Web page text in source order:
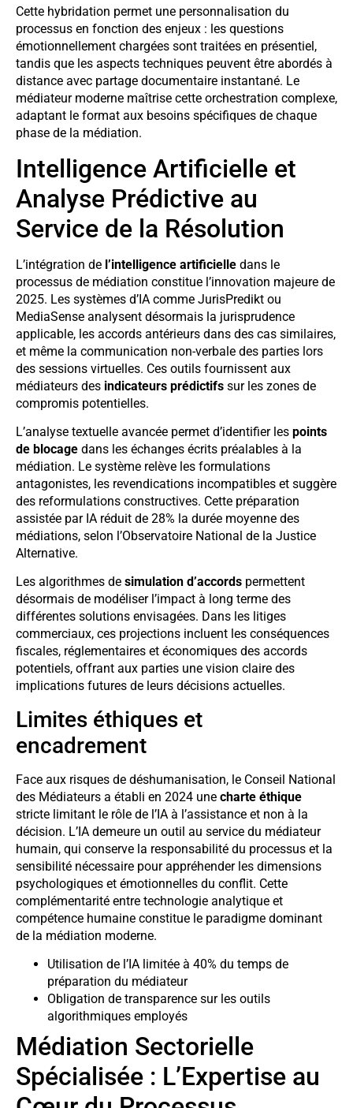
Cette hybridation permet une personnalisation du
processus en fonction des enjeux : les questions
émotionnellement chargées sont traitées en présentiel,
tandis que les aspects techniques peuvent être abordés à
distance avec partage documentaire instantané. Le
médiateur moderne maîtrise cette orchestration complexe,
adaptant le format aux besoins spécifiques de chaque
phase de la médiation.
Intelligence Artificielle et
Analyse Prédictive au
Service de la Résolution
L’intégration de l’intelligence artificielle dans le
processus de médiation constitue l’innovation majeure de
2025. Les systèmes d’IA comme JurisPredikt ou
MediaSense analysent désormais la jurisprudence
applicable, les accords antérieurs dans des cas similaires,
et même la communication non-verbale des parties lors
des sessions virtuelles. Ces outils fournissent aux
médiateurs des indicateurs prédictifs sur les zones de
compromis potentielles.
L’analyse textuelle avancée permet d’identifier les points
de blocage dans les échanges écrits préalables à la
médiation. Le système relève les formulations
antagonistes, les revendications incompatibles et suggère
des reformulations constructives. Cette préparation
assistée par IA réduit de 28% la durée moyenne des
médiations, selon l’Observatoire National de la Justice
Alternative.
Les algorithmes de simulation d’accords permettent
désormais de modéliser l’impact à long terme des
différentes solutions envisagées. Dans les litiges
commerciaux, ces projections incluent les conséquences
fiscales, réglementaires et économiques des accords
potentiels, offrant aux parties une vision claire des
implications futures de leurs décisions actuelles.
Limites éthiques et
encadrement
Face aux risques de déshumanisation, le Conseil National
des Médiateurs a établi en 2024 une charte éthique
stricte limitant le rôle de l’IA à l’assistance et non à la
décision. L’IA demeure un outil au service du médiateur
humain, qui conserve la responsabilité du processus et la
sensibilité nécessaire pour appréhender les dimensions
psychologiques et émotionnelles du conflit. Cette
complémentarité entre technologie analytique et
compétence humaine constitue le paradigme dominant
de la médiation moderne.
Utilisation de l’IA limitée à 40% du temps de
préparation du médiateur
Obligation de transparence sur les outils
algorithmiques employés
Médiation Sectorielle
Spécialisée : L’Expertise au